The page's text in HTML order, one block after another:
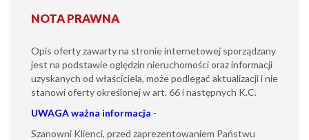
NOTA PRAWNA
Opis oferty zawarty na stronie internetowej sporządzany
jest na podstawie oględzin nieruchomości oraz informacji
uzyskanych od właściciela, może podlegać aktualizacji i nie
stanowi oferty określonej w art. 66 i następnych K.C.
UWAGAważna informacja -
Szanowni Klienci, przed zaprezentowaniem Państwu